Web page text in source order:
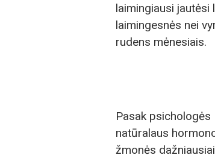
laimingiausi
laimingesnės nei
rudens mėnesiais.
Pasak psichologės
natūralaus
žmonės